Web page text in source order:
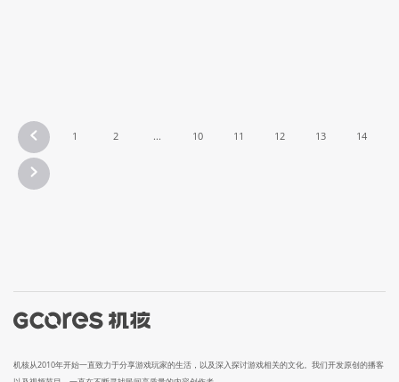
1 2 ... 10 11 12 13 14
机核从2010年开始一直致力于分享游戏玩家的生活，以及深入探讨游戏相关的文化。我们开发原创的播客